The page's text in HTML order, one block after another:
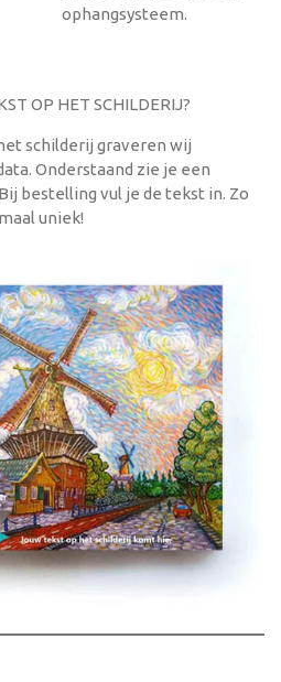
ophangsysteem.
OP HET SCHILDERIJ?
schilderij graveren wij
Onderstaand zie je een
bestelling vul je de tekst in. Zo
uniek!